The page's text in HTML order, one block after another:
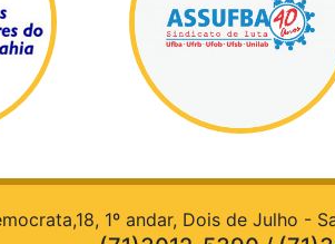
1º andar, Dois de Julho -